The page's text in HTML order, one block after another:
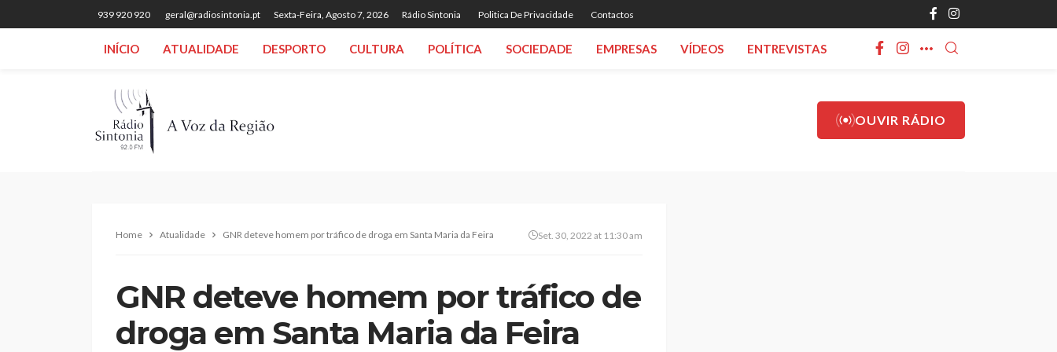
939 920 920 geral@radiosintonia.pt Sexta-Feira, Agosto 7, 2026 Rádio Sintonia Politica De Privacidade Contactos
INÍCIO ATUALIDADE DESPORTO CULTURA POLÍTICA SOCIEDADE EMPRESAS VÍDEOS ENTREVISTAS
OUVIR RÁDIO
Home Atualidade GNR deteve homem por tráfico de droga em Santa Maria da Feira Set. 30, 2022 at 11:30 am
GNR deteve homem por tráfico de
droga em Santa Maria da Feira